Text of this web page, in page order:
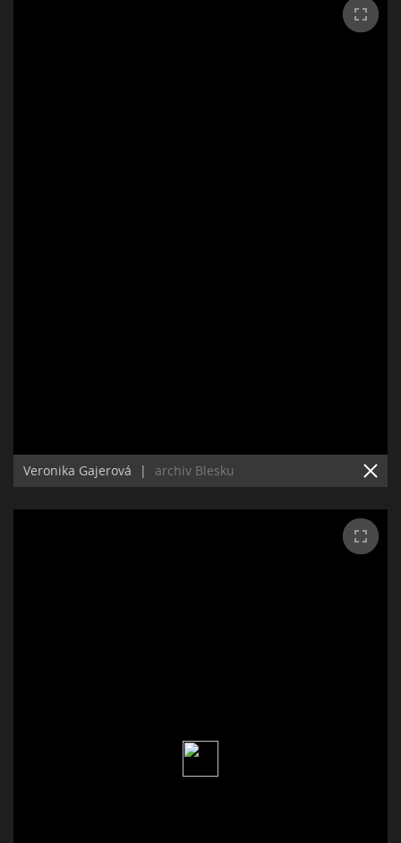
Veronika Gajerová | archiv Blesku